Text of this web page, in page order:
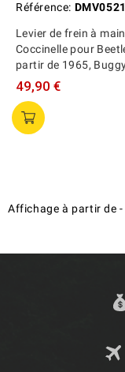
Référence:
Levier de frein à main
Coccinelle pour
partir de 1965,
49,90 €
Affichage à partir de-